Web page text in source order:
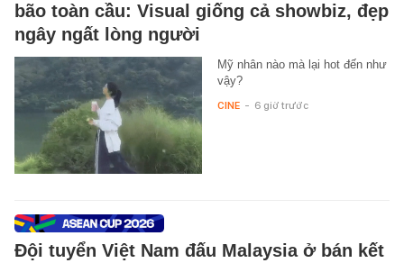
bão toàn cầu: Visual giống cả showbiz, đẹp
ngây ngất lòng người
Mỹ nhân nào mà lại hot đến như
vậy?
CINE - 6 giờ trước
Đội tuyển Việt Nam đấu Malaysia ở bán kết